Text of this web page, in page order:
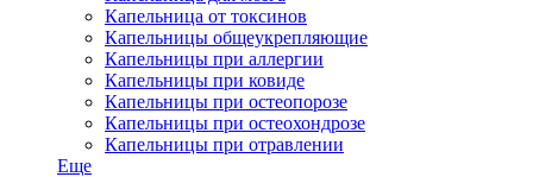
Капельница от токсинов
Капельницы общеукрепляющие
Капельницы при аллергии
Капельницы при ковиде
Капельницы при остеопорозе
Капельницы при остеохондрозе
Капельницы при отравлении
Еще